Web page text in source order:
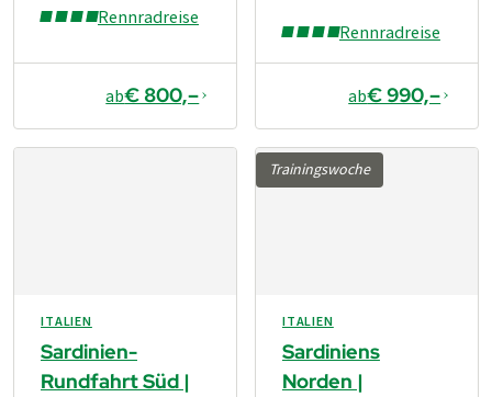
Rennradreise
ab€ 800,–
Rennradreise
ab€ 990,–
ITALIEN
Sardinien-
Rundfahrt Süd |
Trainingswoche
ITALIEN
Sardiniens
Norden |